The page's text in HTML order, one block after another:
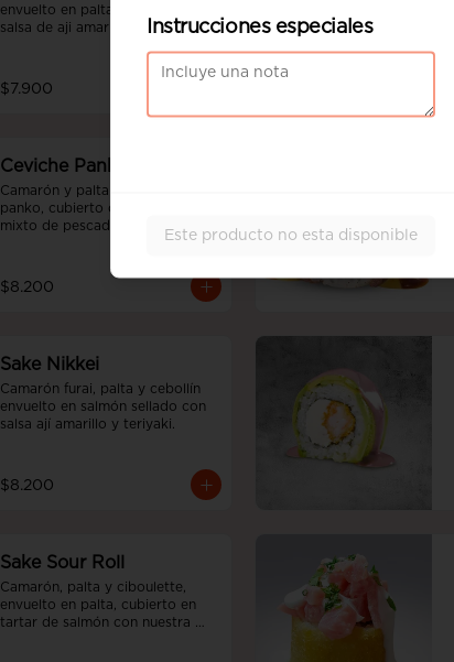
envuelto en palta, bañado en
salsa de aji amarillo flameada y
$7.900
Ceviche Panko
Camarón y palta apanado en
panko, cubierto con ceviche
mixto de pescado blanco y
camaron bañado en salsa
$8.200
Sake Nikkei
Camarón furai, palta y cebollín
envuelto en salmón sellado con
salsa ají amarillo y teriyaki.
$8.200
Sake Sour Roll
Camarón, palta y ciboulette,
envuelto en palta, cubierto en
tartar de salmón con nuestra
Instrucciones especiales
Este producto no esta disponible